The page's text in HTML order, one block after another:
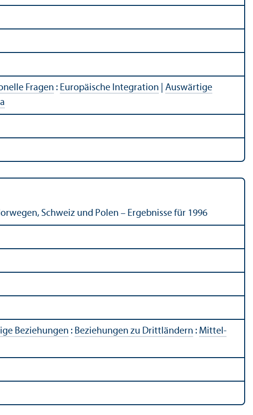
Fragen : Europäische Integration
Auswärtige
Schweiz und Polen – Ergebnisse für 1996
Beziehungen : Beziehungen zu Drittländern : Mittel-